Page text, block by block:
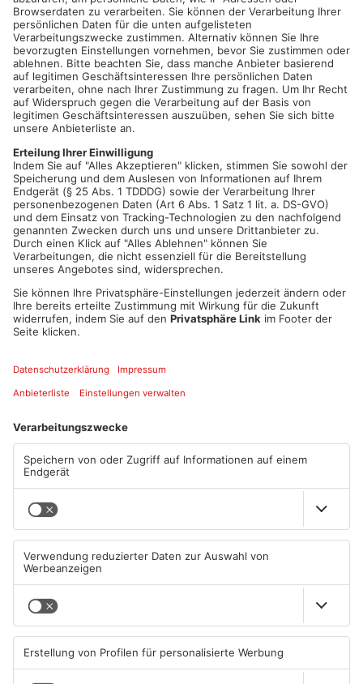
HANAU.In der Hanauer Bulau wird es heute spektakulär. Eine
Brücke wird dort heute am Stück mit einem Schwerlastkran
über die Kinzig gestellt. Der Fuß- und Fahrradweg ist die
einzige Möglichkeit, in dem Naherholungsgebiet Bulau über
den Fluss zu gelangen. Seine Fertigstellung hatte sich immer
wieder verzögert. Auch, weil wochenlang die
Genehmigungspapiere für den Schwertransport gefehlt hatten.
Artikel teilen
ANZEIGE
Mehr aus Main-
Wohnhausbrand in Maintal:
Zwei Menschen verletzt
06.08.2026, 15:42 UHR IN MAIN-
KINZIG-KREIS
Gute Nachrichten für Pendler
im Main-Kinzig-Kreis und in
Hanau
06.08.2026, 11:33 UHR IN MAIN-